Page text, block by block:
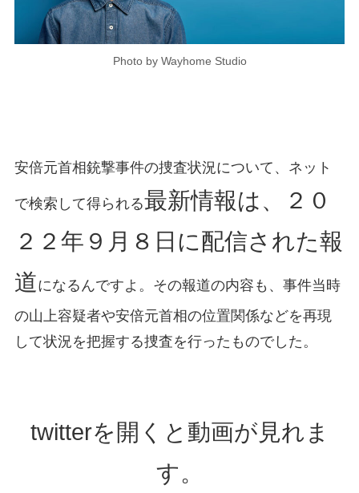
Photo by Wayhome Studio
安倍元首相銃撃事件の捜査状況について、ネット
で検索して得られる最新情報は、２０
２２年９月８日に配信された報
道になるんですよ。その報道の内容も、事件当時
の山上容疑者や安倍元首相の位置関係などを再現
して状況を把握する捜査を行ったものでした。
twitterを開くと動画が見れま
す。